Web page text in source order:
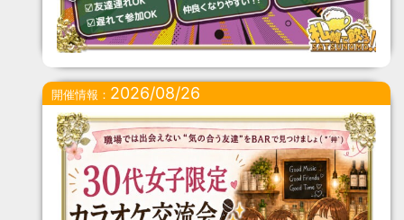
開催情報： 2026/08/26